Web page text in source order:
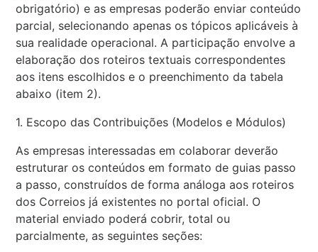
obrigatório) e as empresas poderão enviar conteúdo
parcial, selecionando apenas os tópicos aplicáveis à
sua realidade operacional. A participação envolve a
elaboração dos roteiros textuais correspondentes
aos itens escolhidos e o preenchimento da tabela
abaixo (item 2).
1. Escopo das Contribuições (Modelos e Módulos)
As empresas interessadas em colaborar deverão
estruturar os conteúdos em formato de guias passo
a passo, construídos de forma análoga aos roteiros
dos Correios já existentes no portal oficial. O
material enviado poderá cobrir, total ou
parcialmente, as seguintes seções: